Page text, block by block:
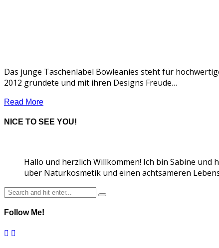
Das junge Taschenlabel Bowleanies steht für
2012 gründete und mit ihren Designs Freude…
Read More
NICE TO SEE YOU!
Hallo und herzlich Willkommen! Ich bin Sabine und
über Naturkosmetik und einen achtsameren
Follow Me!